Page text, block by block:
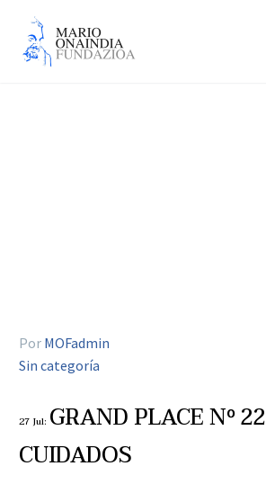
Por MOFadmin
Sin categoría
27 Jul: GRAND PLACE Nº 22
CUIDADOS